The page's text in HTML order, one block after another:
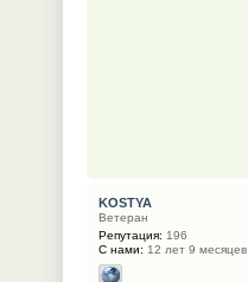
KOSTYA
Ветеран
Репутация: 196
С нами: 12 лет 9 месяцев